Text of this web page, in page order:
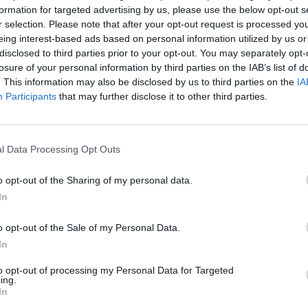
for targeted advertising by us, please use the below opt-out
selection. Please note that after your opt-out request is processed
interest-based ads based on personal information utilized by us
to third parties prior to your opt-out. You may separately
of your personal information by third parties on the IAB’s list of
This information may also be disclosed by us to third parties on the
Participants that may further disclose it to other third parties.
Data Processing Opt Outs
opt-out of the Sharing of my personal data.
opt-out of the Sale of my Personal Data.
opt-out of processing my Personal Data for Targeted
éjfélig tart a szavazás arról, hogy teljesen
Amennyiben a többség igennel voksol, Terézváros
amely nulla napban korlátozza a magán- és egyéb
voksolásra a Jókai és a Lövölde téren felállított
Az eddigi részvételi adatok biztatóak. Csütörtök estig
portfolio.hu hírarchívumához tartozik, melynek olvasása